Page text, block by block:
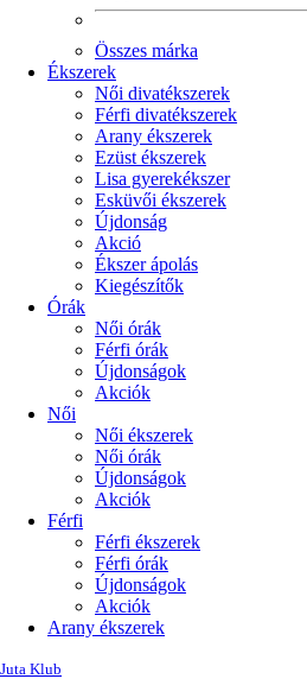
Összes márka
Ékszerek
Női divatékszerek
Férfi divatékszerek
Arany ékszerek
Ezüst ékszerek
Lisa gyerekékszer
Esküvői ékszerek
Újdonság
Akció
Ékszer ápolás
Kiegészítők
Órák
Női órák
Férfi órák
Újdonságok
Akciók
Női
Női ékszerek
Női órák
Újdonságok
Akciók
Férfi
Férfi ékszerek
Férfi órák
Újdonságok
Akciók
Arany ékszerek
Juta Klub